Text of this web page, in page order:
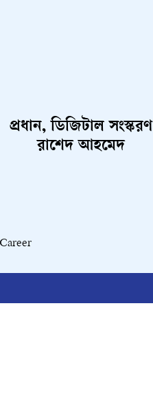
প্রধান, ডিজিটাল সংস্করণ
রাশেদ আহমেদ
Career